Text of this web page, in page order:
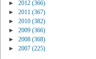
► 2012 (366)
►
2011 (367)
►
2010 (382)
►
2009 (366)
►
2008 (368)
►
2007 (225)